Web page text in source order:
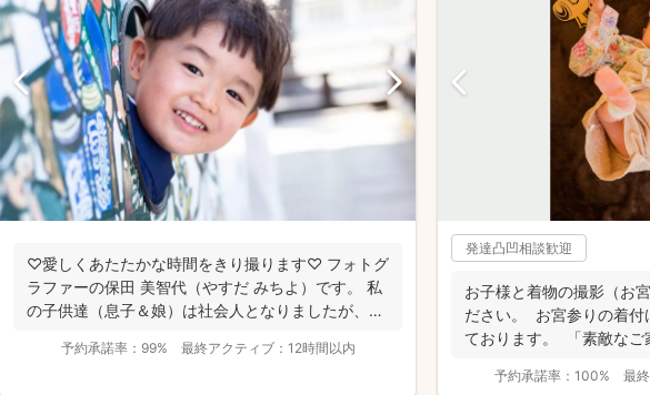
♡愛しくあたたかな時間をきり撮ります♡ フォトグ
ラファーの保田 美智代（やすだ みちよ）です。 私
の子供達（息子＆娘）は社会人となりましたが、今
予約承諾率： 99% 最終アクティブ： 12時間以内
発達凸凹相談歓迎
お子様と着物の撮影（お
ださい。 お宮参りの着付
ております。 「素敵なご
予約承諾率： 100% 最